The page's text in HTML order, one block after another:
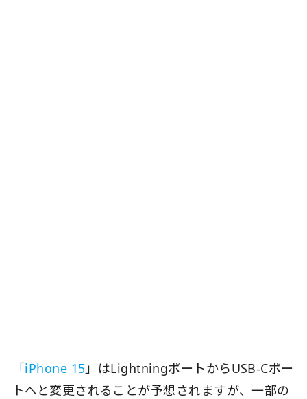
「iPhone 15」はLightningポートからUSB-Cポー
トへと変更されることが予想されますが、一部の